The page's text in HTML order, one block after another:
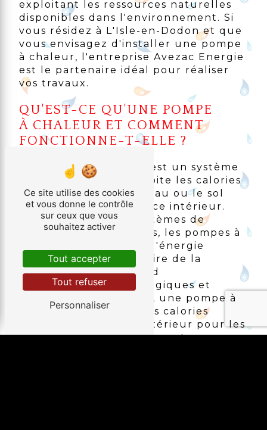
exploitant les ressources naturelles
disponibles dans l'environnement. Si
vous résidez à L'Isle-en-Dodon et que
vous envisagez d'installer une pompe
à chaleur, l'entreprise Avezac Energie
est le partenaire idéal pour réaliser
vos travaux.
QU'EST-CE QU'UNE POMPE
À CHALEUR ET COMMENT
FONCTIONNE-T-ELLE ?
Une pompe à chaleur est un système
de chauffage qui exploite les calories
présentes dans l'air, l'eau ou le sol
pour chauffer un espace intérieur.
Contrairement aux systèmes de
chauffage traditionnels, les pompes à
chaleur utilisent peu d'énergie
électrique pour produire de la
chaleur, ce qui les rend
particulièrement écologiques et
économiques. En hiver, une pompe à
chaleur peut capter les calories
présentes dans l'air extérieur pour les
restituer à l'intérieur de votre
Ce site utilise des cookies
et vous donne le contrôle
sur ceux que vous
souhaitez activer
Tout accepter
Tout refuser
Personnaliser